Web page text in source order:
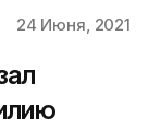
24 Июня, 2021